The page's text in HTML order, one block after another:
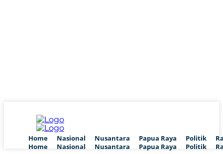
Home Nasional Nusantara Papua Raya Politik
Home Nasional Nusantara Papua Raya Politik